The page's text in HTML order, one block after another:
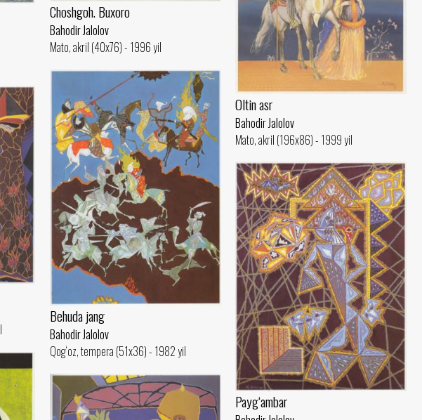
Oltin asr
Bahodir Jalolov
Mato, akril (196x86) - 1999 yil
Choshgoh. Buxoro
Bahodir Jalolov
Mato, akril (40x76) - 1996 yil
Behuda jang
Bahodir Jalolov
Qog‘oz, tempera (51x36) - 1982 yil
Payg‘ambar